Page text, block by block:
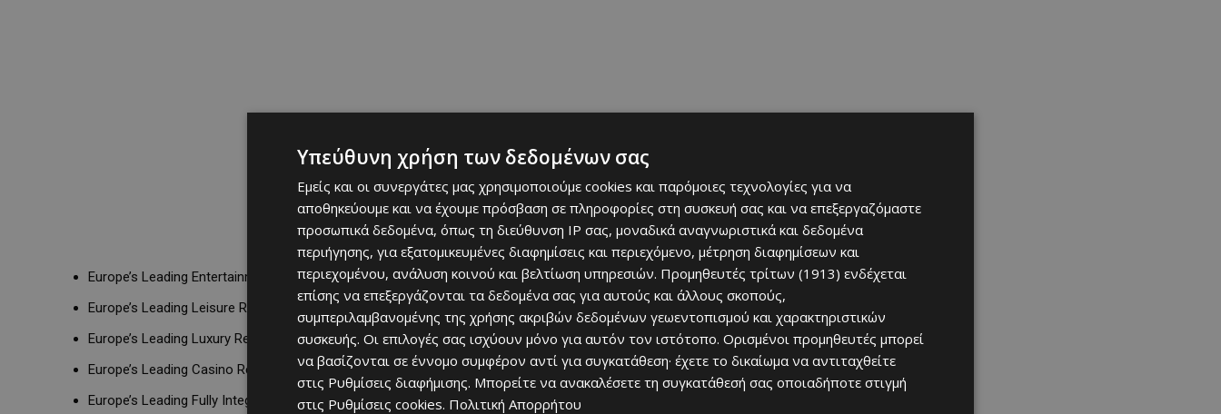
Europe’s Leading Entertainment Hotel 2026
Europe’s Leading Leisure Resort 2026
Europe’s Leading Luxury Resort 2026
Europe’s Leading Casino Resort 2026
Europe’s Leading Fully Integrated Resort 2026
Υπεύθυνη χρήση των δεδομένων σας
Εμείς και οι συνεργάτες μας χρησιμοποιούμε cookies και παρόμοιες τεχνολογίες για να
αποθηκεύουμε και να έχουμε πρόσβαση σε πληροφορίες στη συσκευή σας και να επεξεργαζόμαστε
προσωπικά δεδομένα, όπως τη διεύθυνση IP σας, μοναδικά αναγνωριστικά και δεδομένα
περιήγησης, για εξατομικευμένες διαφημίσεις και περιεχόμενο, μέτρηση διαφημίσεων και
περιεχομένου, ανάλυση κοινού και βελτίωση υπηρεσιών. Προμηθευτές τρίτων (1913) ενδέχεται
επίσης να επεξεργάζονται τα δεδομένα σας για αυτούς και άλλους σκοπούς,
συμπεριλαμβανομένης της χρήσης ακριβών δεδομένων γεωεντοπισμού και χαρακτηριστικών
συσκευής. Οι επιλογές σας ισχύουν μόνο για αυτόν τον ιστότοπο. Ορισμένοι προμηθευτές μπορεί
να βασίζονται σε έννομο συμφέρον αντί για συγκατάθεση· έχετε το δικαίωμα να αντιταχθείτε
στις Ρυθμίσεις διαφήμισης. Μπορείτε να ανακαλέσετε τη συγκατάθεσή σας οποιαδήποτε στιγμή
στις Ρυθμίσεις cookies. Πολιτική Απορρήτου